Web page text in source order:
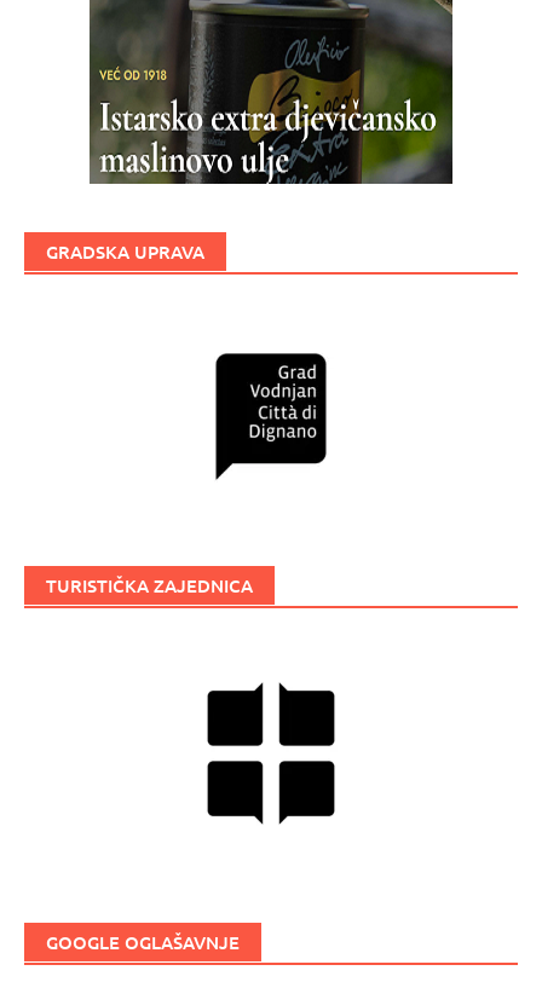
GRADSKA UPRAVA
TURISTIČKA ZAJEDNICA
GOOGLE OGLAŠAVNJE